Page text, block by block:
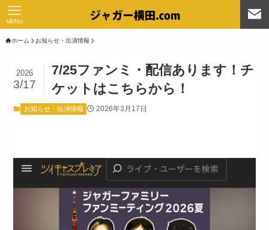
MENU
ホーム お知らせ・出演情報
7/25ファンミ・配信あります！チ
ケットはこちらから！
2026
3/17
お知らせ・出演情報 2026年3月17日